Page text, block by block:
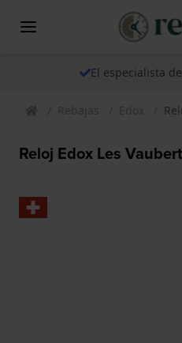
El especialista
Rebajas Edox
Reloj Edox Les